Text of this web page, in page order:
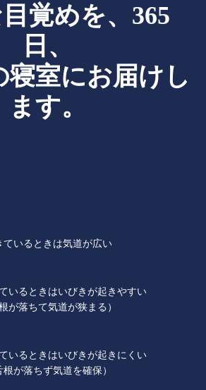
覚めを、365
日、
寝室にお届けし
ます。
ているときは気道が広い
いるときはいびきが起きやすい
根が落ちて気道が狭まる）
いるときはいびきが起きにくい
根が落ちず気道を確保）